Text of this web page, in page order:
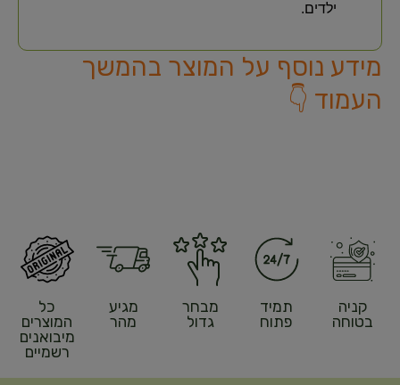
ילדים.
מידע נוסף על המוצר בהמשך
העמוד 👇
קניה
בטוחה
תמיד
פתוח
מבחר
גדול
מגיע
מהר
כל
המוצרים
מיבואנים
רשמיים